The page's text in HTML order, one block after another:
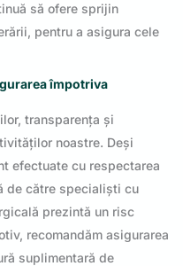
să ofere sprijin
pentru a asigura cele
împotriva
transparența și
noastre. Deși
efectuate cu respectarea
de către specialiști cu
prezintă un risc
recomandăm asigurarea
suplimentară de